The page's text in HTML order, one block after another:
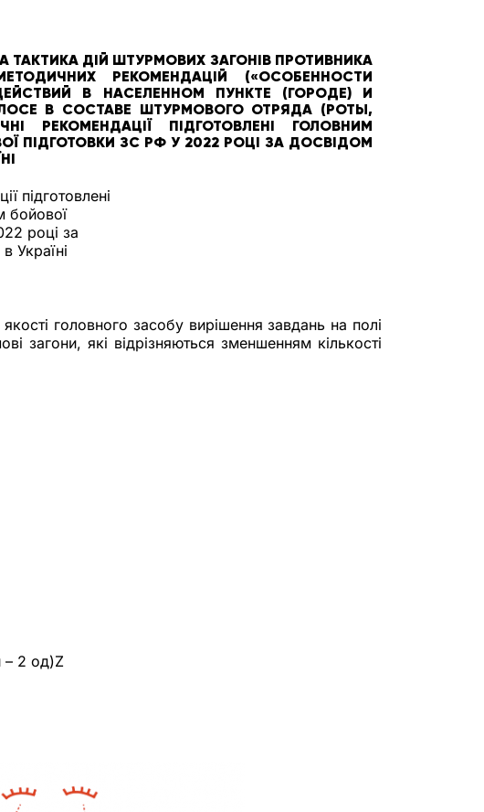
ТАКТИКА ДІЙ ШТУРМОВИХ ЗАГОНІВ ПРОТИВНИКА
РЕКОМЕНДАЦІЙ («ОСОБЕННОСТИ
В НАСЕЛЕННОМ ПУНКТЕ (ГОРОДЕ) И
В СОСТАВЕ ШТУРМОВОГО ОТРЯДА (РОТЫ,
РЕКОМЕНДАЦІЇ ПІДГОТОВЛЕНІ ГОЛОВНИМ
ПІДГОТОВКИ ЗС РФ У 2022 РОЦІ ЗА ДОСВІДОМ
підготовлені
бойової
році за
Україні
головного засобу вирішення завдань на полі
які відрізняються зменшенням кількості
– 2 од)Z